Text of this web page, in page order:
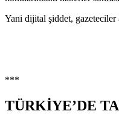
Yani dijital şiddet, gazeteciler
***
TÜRKİYE’DE